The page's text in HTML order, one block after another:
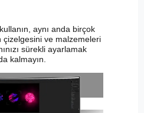
aynı anda birçok
çizelgesini ve malzemeleri
sürekli ayarlamak
kalmayın.